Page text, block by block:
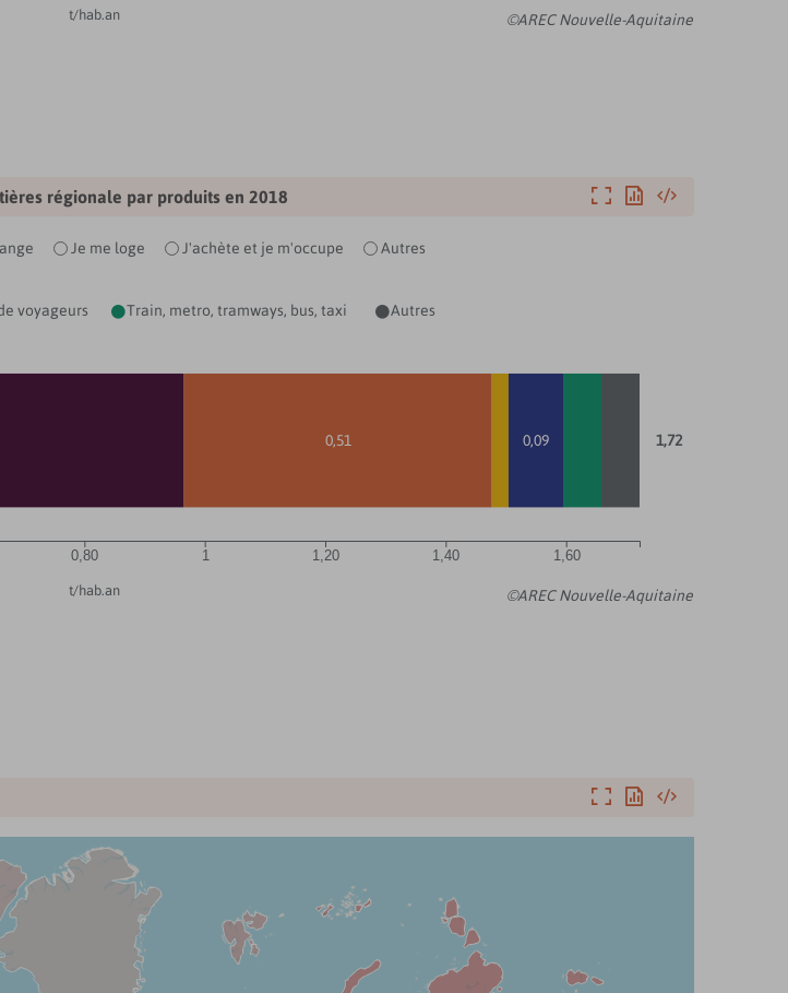
©AREC Nouvelle-Aquitaine
t/hab.an
régionale par produits en 2018 AgrandirExporterIntégrer
Je me loge J'achète et je m'occupe Autres
voyageurs Train, metro, tramways, bus, taxi Autres
©AREC Nouvelle-Aquitaine
0,80 1 1,20 1,40 1,60
t/hab.an
0,51 0,09 1,72
AgrandirExporterIntégrer